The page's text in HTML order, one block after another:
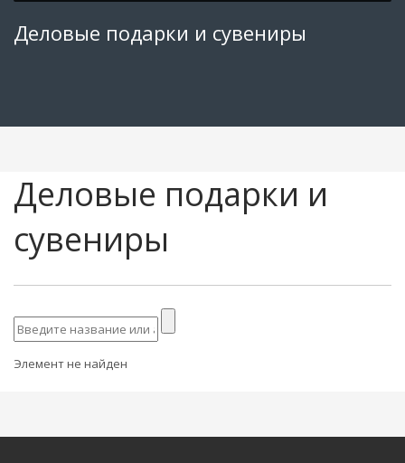
Деловые подарки и сувениры
Деловые подарки и
сувениры
Элемент не найден